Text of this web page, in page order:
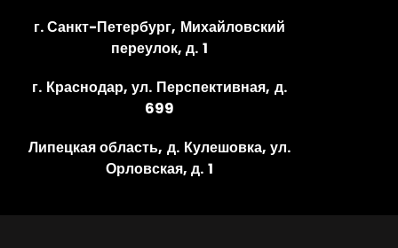
г. Санкт-Петербург, Михайловский
переулок, д. 1
г. Краснодар, ул. Перспективная, д.
699
Липецкая область, д. Кулешовка, ул.
Орловская, д. 1